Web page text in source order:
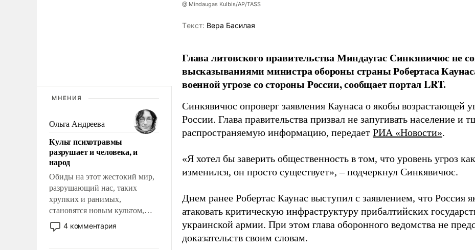
МНЕНИЯ
Ольга Андреева
Культ психотравмы
разрушает и человека, и
народ
Обиды на этот жестокий мир,
разрушающий нас, таких
хрупких и ранимых,
становятся новым культом,
постепенно вытесняя и
отменяя традиционное
4 комментария
@ Mindaugas Kulbis/AP/TASS
Tекст: Вера Басилая
Глава литовского правительства Миндаугас Синкявичюс не
высказываниями министра обороны страны Робертаса
военной угрозе со стороны России, сообщает портал LRT.
Синкявичюс опроверг заявления Каунаса о якобы возрастающей
России. Глава правительства призвал не запугивать население и
распространяемую информацию, передает РИА «Новости».
«Я хотел бы заверить общественность в том, что уровень угроз
изменился, он просто существует», – подчеркнул Синкявичюс.
Днем ранее Робертас Каунас выступил с заявлением, что Россия
атаковать критическую инфраструктуру прибалтийских
украинской армии. При этом глава оборонного ведомства не
доказательств своим словам.